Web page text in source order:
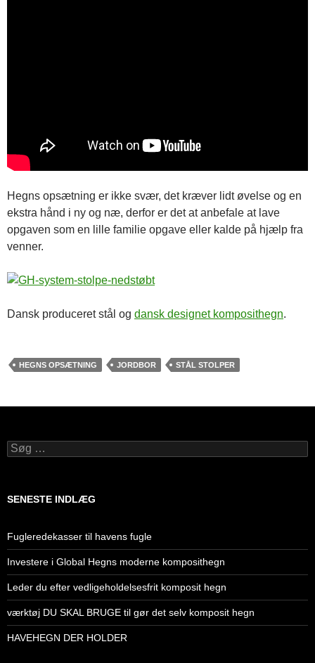
Hegns opsætning er ikke svær, det kræver lidt øvelse og en
ekstra hånd i ny og næ, derfor er det at anbefale at lave
opgaven som en lille familie opgave eller kalde på hjælp fra
venner.
Dansk produceret stål og dansk designet komposithegn.
HEGNS OPSÆTNING JORDBOR STÅL STOLPER
Søg
efter:
SENESTE INDLÆG
Fugleredekasser til havens fugle
Investere i Global Hegns moderne komposithegn
Leder du efter vedligeholdelsesfrit komposit hegn
værktøj DU SKAL BRUGE til gør det selv komposit hegn
HAVEHEGN DER HOLDER